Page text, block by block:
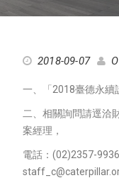
2018-09-07
一、「2018臺德永續
二、相關詢問請逕洽
案經理，
電話：(02)2357-